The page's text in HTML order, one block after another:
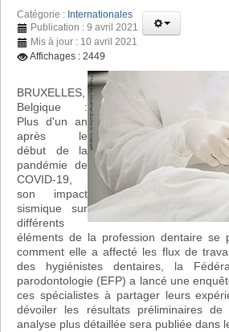
Catégorie : Internationales
Publication : 9 avril 2021
Mis à jour : 10 avril 2021
Affichages : 2449
BRUXELLES,
Belgique :
Plus d'un an
après le
début de la
pandémie de
COVID-19,
son impact
sismique sur
différents
éléments de la profession dentaire se
comment elle a affecté les flux de
des hygiénistes dentaires, la
parodontologie (EFP) a lancé une
ces spécialistes à partager leurs
dévoiler les résultats préliminaires
analyse plus détaillée sera publiée dans